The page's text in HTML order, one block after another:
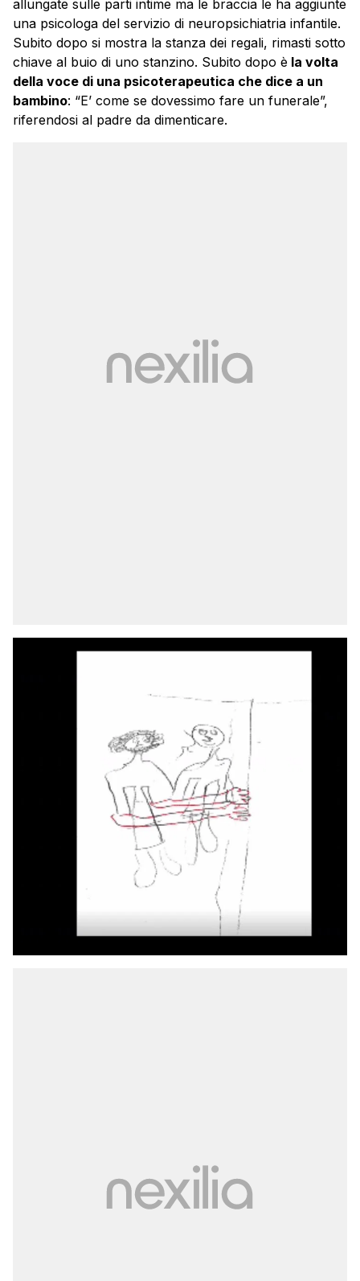
allungate sulle parti intime ma le braccia le ha aggiunte
una psicologa del servizio di neuropsichiatria infantile.
Subito dopo si mostra la stanza dei regali, rimasti sotto
chiave al buio di uno stanzino. Subito dopo è la volta
della voce di una psicoterapeutica che dice a un
bambino: “E’ come se dovessimo fare un funerale”,
riferendosi al padre da dimenticare.